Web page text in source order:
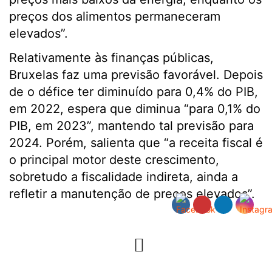
preços dos alimentos permaneceram
elevados”.
Relativamente às finanças públicas,
Bruxelas faz uma previsão favorável. Depois
de o défice ter diminuído para 0,4% do PIB,
em 2022, espera que diminua “para 0,1% do
PIB, em 2023”, mantendo tal previsão para
2024. Porém, salienta que “a receita fiscal é
o principal motor deste crescimento,
sobretudo a fiscalidade indireta, ainda a
refletir a manutenção de preços elevados”.